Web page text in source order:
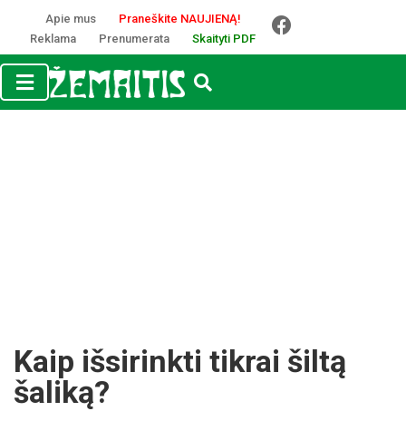
Apie mus
Praneškite NAUJIENĄ!
Reklama
Prenumerata Skaityti PDF
Kaip išsirinkti tikrai šiltą
šaliką?